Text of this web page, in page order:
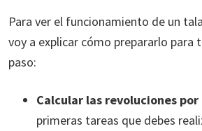
Para ver el funcionamiento de un
voy a explicar cómo prepararlo para
paso:
Calcular las revoluciones
primeras tareas que debes